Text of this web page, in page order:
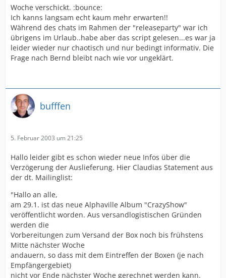
Woche verschickt. :bounce:
Ich kanns langsam echt kaum mehr erwarten!!
Während des chats im Rahmen der "releaseparty" war ich
übrigens im Urlaub..habe aber das script gelesen...es war ja
leider wieder nur chaotisch und nur bedingt informativ. Die
Frage nach Bernd bleibt nach wie vor ungeklärt.
bufffen
5. Februar 2003 um 21:25
Hallo leider gibt es schon wieder neue Infos über die
Verzögerung der Auslieferung. Hier Claudias Statement aus
der dt. Mailinglist:
"Hallo an alle,
am 29.1. ist das neue Alphaville Album "CrazyShow"
veröffentlicht worden. Aus versandlogistischen Gründen
werden die
Vorbereitungen zum Versand der Box noch bis frühstens
Mitte nächster Woche
andauern, so dass mit dem Eintreffen der Boxen (je nach
Empfängergebiet)
nicht vor Ende nächster Woche gerechnet werden kann.